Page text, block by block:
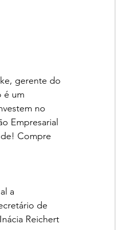
gerente do
é um
no
Empresarial
Compre
a
de
Reichert